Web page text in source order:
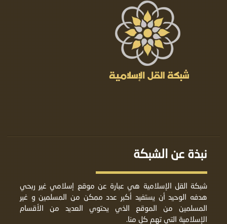
نبذة عن الشبكة
شبكة القل الإسلامية هي عبارة عن موقع إسلامي غير ربحي
هدفه الوحيد أن يستفيد أكبر عدد ممكن من المسلمين و غير
المسلمين من الموقع الذي يحتوي العديد من الأقسام
الإسلامية التي تهم كل منا.